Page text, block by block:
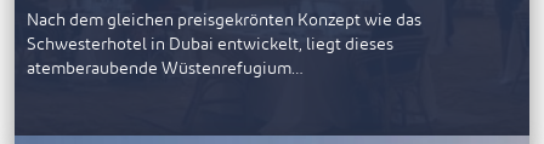
Nach dem gleichen preisgekrönten Konzept wie das
Schwesterhotel in Dubai entwickelt, liegt dieses
atemberaubende Wüstenrefugium…